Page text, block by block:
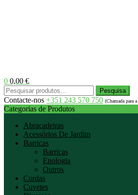
0 0,00 €
Menu
Pesquisar
por:
Pesquisa
Contacte-nos +351 243 570 750 (Chamada para
Categorias de Produtos
Abraçadeiras
Acessórios De Jardim
Barricas
Barricas
Enologia
Outros
Cordas
Cuvetes